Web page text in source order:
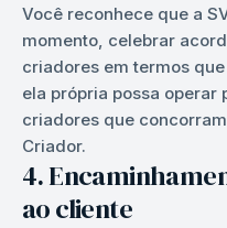
Você reconhece que a
momento, celebrar
criadores em termos
ela própria possa operar
criadores que
Criador.
4.
ao cliente